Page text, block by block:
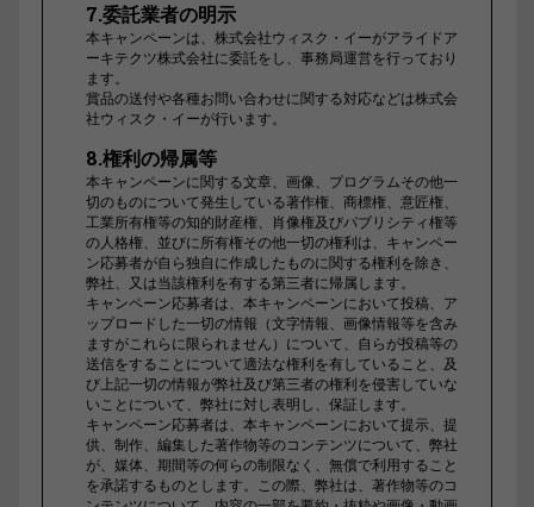
7.委託業者の明示
本キャンペーンは、株式会社ウィスク・イーがアライドア
ーキテクツ株式会社に委託をし、事務局運営を行っており
ます。
賞品の送付や各種お問い合わせに関する対応などは株式会
社ウィスク・イーが行います。
8.権利の帰属等
本キャンペーンに関する文章、画像、プログラムその他一
切のものについて発生している著作権、商標権、意匠権、
工業所有権等の知的財産権、肖像権及びパブリシティ権等
の人格権、並びに所有権その他一切の権利は、キャンペー
ン応募者が自ら独自に作成したものに関する権利を除き、
弊社、又は当該権利を有する第三者に帰属します。
キャンペーン応募者は、本キャンペーンにおいて投稿、ア
ップロードした一切の情報（文字情報、画像情報等を含み
ますがこれらに限られません）について、自らが投稿等の
送信をすることについて適法な権利を有していること、及
び上記一切の情報が弊社及び第三者の権利を侵害していな
いことについて、弊社に対し表明し、保証します。
キャンペーン応募者は、本キャンペーンにおいて提示、提
供、制作、編集した著作物等のコンテンツについて、弊社
が、媒体、期間等の何らの制限なく、無償で利用すること
を承諾するものとします。この際、弊社は、著作物等のコ